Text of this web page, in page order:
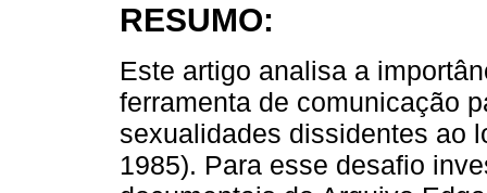
RESUMO:
Este artigo analisa a
ferramenta de comunicação
sexualidades dissidentes ao
1985). Para esse desafio